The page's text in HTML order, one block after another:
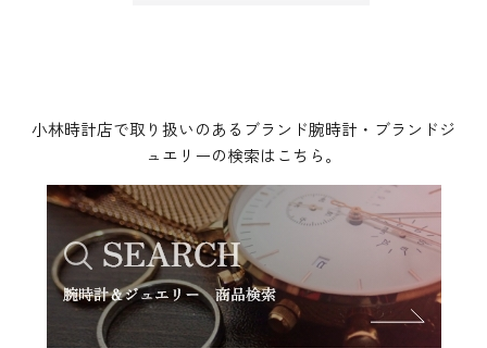
小林時計店で取り扱いのあるブランド腕時計・ブランドジ
ュエリーの検索はこちら。